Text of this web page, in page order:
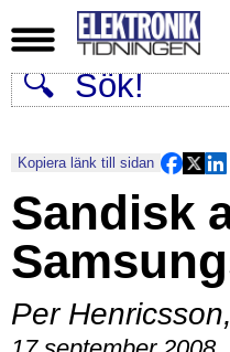
Kopiera länk till sidan
Sandisk
Per Henricsson,